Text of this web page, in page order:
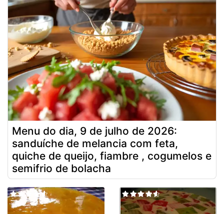
Menu do dia, 9 de julho de 2026:
sanduíche de melancia com feta,
quiche de queijo, fiambre , cogumelos e
semifrio de bolacha